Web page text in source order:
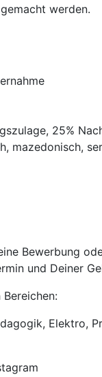
werden.
25%
mazedonisch,
Bewerbung
und Deiner
Elektro,